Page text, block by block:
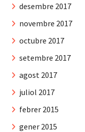
desembre 2017
novembre 2017
octubre 2017
setembre 2017
agost 2017
juliol 2017
febrer 2015
gener 2015